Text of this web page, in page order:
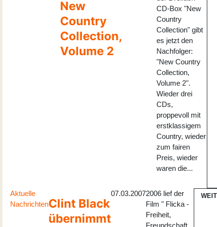
New
Country
Collection,
Volume 2
CD-Box "New
Country
Collection" gibt
es jetzt den
Nachfolger:
"New Country
Collection,
Volume 2".
Wieder drei
CDs,
proppevoll mit
erstklassigem
Country, wieder
zum fairen
Preis, wieder
waren die...
Aktuelle
NachrichtenClint Black
übernimmt
07.03.20072006 lief der
Film " Flicka -
Freiheit,